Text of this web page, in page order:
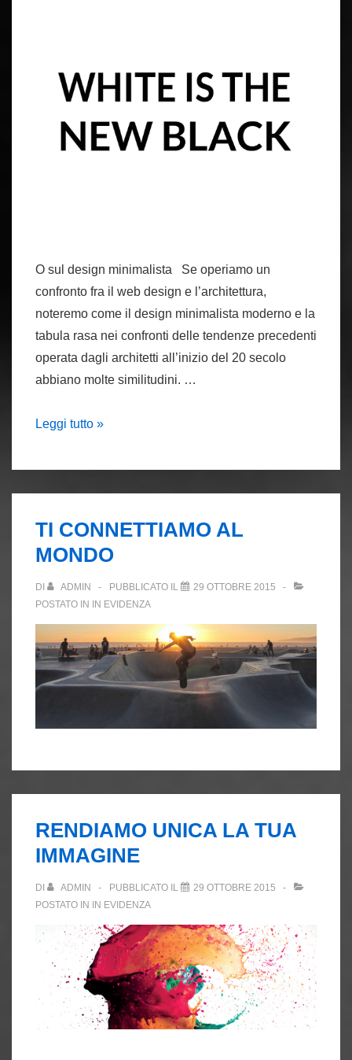
O sul design minimalista Se operiamo un
confronto fra il web design e l’architettura,
noteremo come il design minimalista moderno e la
tabula rasa nei confronti delle tendenze precedenti
operata dagli architetti all’inizio del 20 secolo
abbiano molte similitudini. …
Web
White
black
Leggi tutto »
TI CONNETTIAMO AL
MONDO
DI ADMIN PUBBLICATO IL
29 OTTOBRE 2015
POSTATO IN
IN EVIDENZA
RENDIAMO UNICA LA TUA
IMMAGINE
DI ADMIN PUBBLICATO IL
29 OTTOBRE 2015
POSTATO IN
IN EVIDENZA